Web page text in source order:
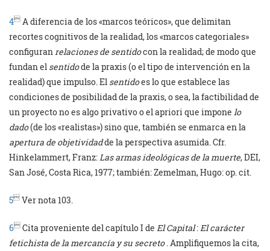
4 A diferencia de los «marcos teóricos», que delimitan
recortes cognitivos de la realidad, los «marcos categoriales»
configuran relaciones de sentidocon la realidad; de modo que
fundan el sentidode la praxis (o el tipo de intervención en la
realidad) que impulso. El sentidoes lo que establece las
condiciones de posibilidad de la praxis, o sea, la factibilidad de
un proyecto no es algo privativo o el apriori que impone lo
dado(de los «realistas») sino que, también se enmarca en la
apertura de objetividadde la perspectiva asumida. Cfr.
Hinkelammert, Franz: Las armas ideológicas de la muerte, DEI,
San José, Costa Rica, 1977; también: Zemelman, Hugo: op. cit.
5 Ver nota 103.
6 Cita proveniente del capítulo I de El Capital: El carácter
fetichista de la mercancía y su secreto. Amplifiquemos la cita,